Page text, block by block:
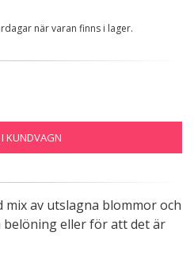
när varan finns i lager.
KUNDVAGN
av utslagna blommor och
belöning eller för att det är